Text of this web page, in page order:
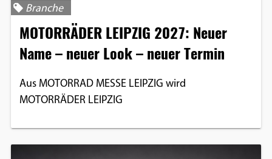
Branche
MOTORRÄDER LEIPZIG 2027: Neuer
Name – neuer Look – neuer Termin
Aus MOTORRAD MESSE LEIPZIG wird
MOTORRÄDER LEIPZIG
Einverständnis-Optionen des Benutzers
Cookie Laufzeit:
1 Jahr
Um Inhalte von Videoplattformen und
Social Media Plattformen anzeigen zu